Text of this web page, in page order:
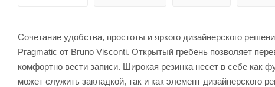
Сочетание удобства, простоты и яркого дизайнерского
Pragmatic от Bruno Visconti. Открытый гребень позволяет
комфортно вести записи. Широкая резинка несет в себе как
может служить закладкой, так и как элемент дизайнерского